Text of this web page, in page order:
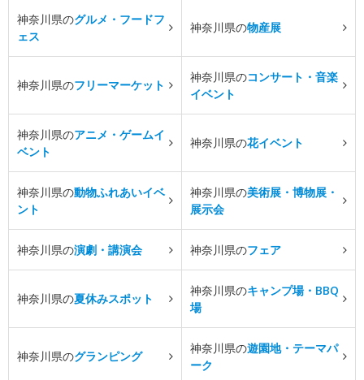
神奈川県のグルメ・フードフ
ェス
神奈川県の物産展
神奈川県のフリーマーケット
神奈川県のコンサート・音楽
イベント
神奈川県のアニメ・ゲームイ
ベント
神奈川県の花イベント
神奈川県の動物ふれあいイベ
ント
神奈川県の美術展・博物展・
展示会
神奈川県の演劇・講演会 神奈川県のフェア
神奈川県の夏休みスポット
神奈川県のキャンプ場・BBQ
場
神奈川県のグランピング
神奈川県の遊園地・テーマパ
ーク